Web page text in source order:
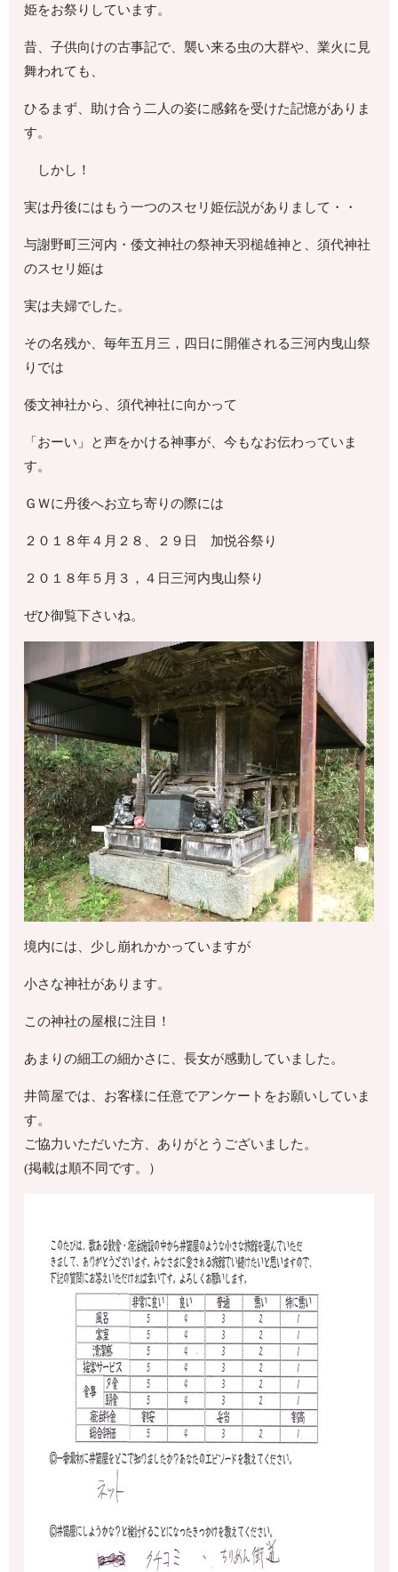
姫をお祭りしています。
昔、子供向けの古事記で、襲い来る虫の大群や、業火に見
舞われても、
ひるまず、助け合う二人の姿に感銘を受けた記憶がありま
す。
しかし！
実は丹後にはもう一つのスセリ姫伝説がありまして・・
与謝野町三河内・倭文神社の祭神天羽槌雄神と、須代神社
のスセリ姫は
実は夫婦でした。
その名残か、毎年五月三，四日に開催される三河内曳山祭
りでは
倭文神社から、須代神社に向かって
「おーい」と声をかける神事が、今もなお伝わっていま
す。
ＧＷに丹後へお立ち寄りの際には
２０１８年４月２８、２９日 加悦谷祭り
２０１８年５月３，４日三河内曳山祭り
ぜひ御覧下さいね。
境内には、少し崩れかかっていますが
小さな神社があります。
この神社の屋根に注目！
あまりの細工の細かさに、長女が感動していました。
井筒屋では、お客様に任意でアンケートをお願いしていま
す。
ご協力いただいた方、ありがとうございました。
(掲載は順不同です。）